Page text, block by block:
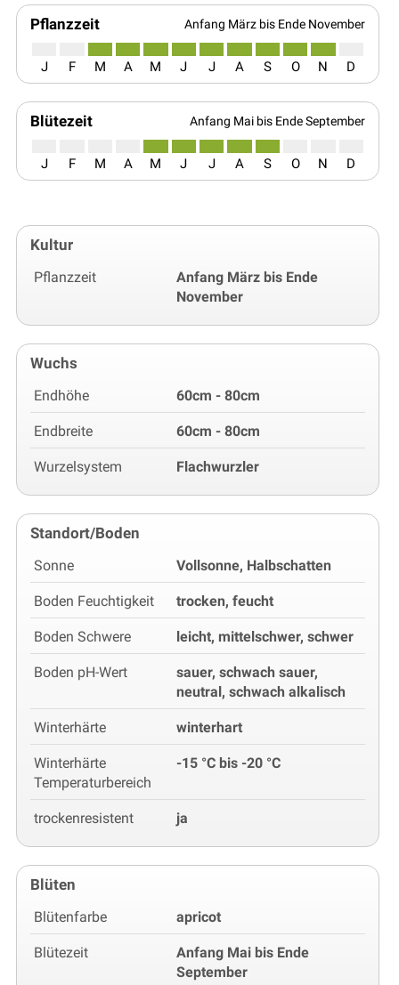
Pflanzzeit Anfang März bis Ende November
J F M A M J J A S O N D
Blütezeit Anfang Mai bis Ende September
J F M A M J J A S O N D
Kultur
Pflanzzeit
Anfang März bis Ende
November
Wuchs
Endhöhe 60cm - 80cm
Endbreite 60cm - 80cm
Wurzelsystem Flachwurzler
Standort/Boden
Sonne Vollsonne, Halbschatten
Boden Feuchtigkeit trocken, feucht
Boden Schwere leicht, mittelschwer, schwer
Boden pH-Wert
sauer, schwach sauer,
neutral, schwach alkalisch
Winterhärte winterhart
Winterhärte
Temperaturbereich
-15 °C bis -20 °C
trockenresistent ja
Blüten
Blütenfarbe apricot
Blütezeit
Anfang Mai bis Ende
September